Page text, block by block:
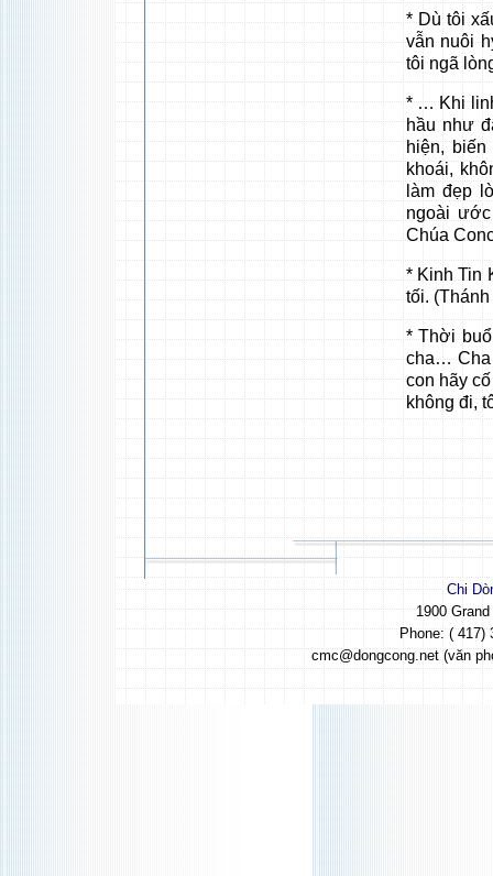
* Dù tôi
vẫn nuôi
tôi ngã
* … Khi
hầu như
hiện,
khoái,
làm đẹp
ngoài
Chúa
* Kinh Tin
tối.
* Thời
cha… Cha
con hãy
không đi,
Chi
1900
Phone: ( 417)
cmc@dongcong.net (văn